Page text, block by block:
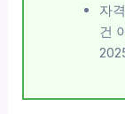
자
건